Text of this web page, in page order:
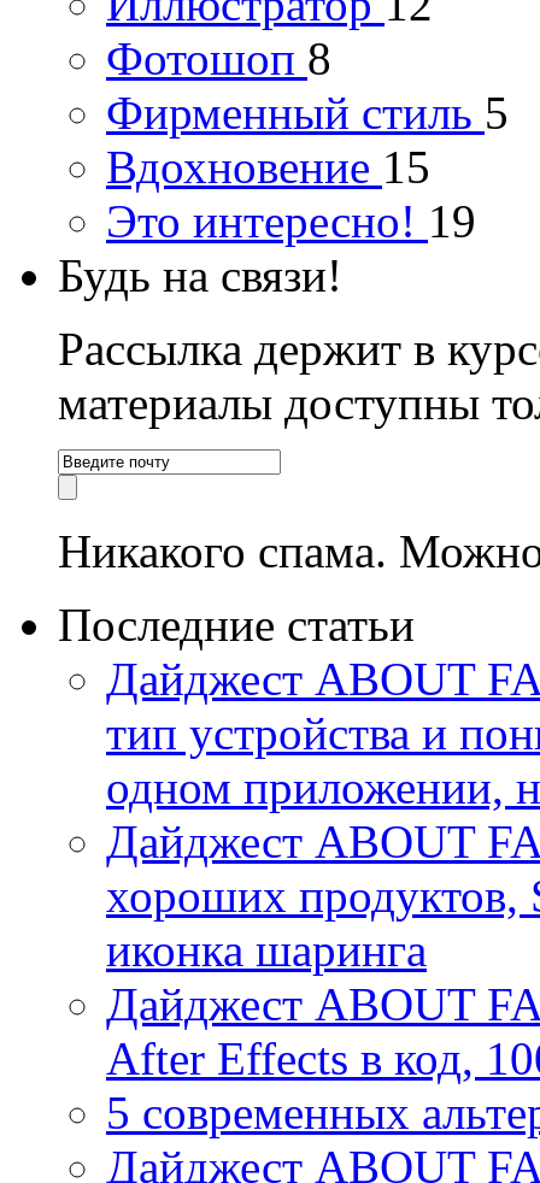
Фотошоп 8
Фирменный стиль 5
Вдохновение 15
Это интересно! 19
Будь на связи!
Рассылка держит в
материалы доступны
Никакого спама.
Последние статьи
Дайджест ABOUT
тип устройства и
одном приложении,
Дайджест ABOUT
хороших продуктов,
иконка шаринга
Дайджест ABOUT
After Effects в код,
5 современных
Дайджест ABOUT